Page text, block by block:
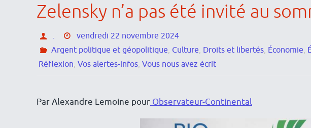
Zelensky n’a pas été invité au
.
vendredi 22 novembre 2024
Argent politique et géopolitique, Culture, Droits et libertés, Économie,
Réflexion, Vos alertes-infos, Vous nous avez écrit
Par Alexandre Lemoine pour Observateur-Continental